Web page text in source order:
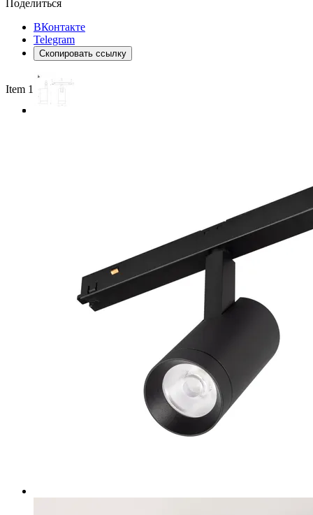
Поделиться
ВКонтакте
Telegram
Скопировать ссылку
Item 1 of 3